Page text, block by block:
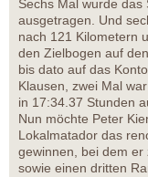
Sechs Mal wurde
ausgetragen. Und
nach 121 Kilometern
den Zielbogen auf
bis dato auf das
Klausen, zwei Mal
in 17:34.37 Stunden
Nun möchte Peter
Lokalmatador das
gewinnen, bei dem er
sowie einen dritten